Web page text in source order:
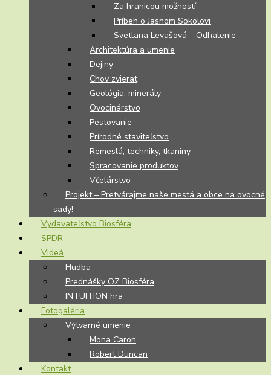
Za hranicou možností
Príbeh o Jasnom Sokolovi
Svetlana Levašová – Odhalenie
Architektúra a umenie
Dejiny
Chov zvierat
Geológia, minerály
Ovocinárstvo
Pestovanie
Prírodné staviteľstvo
Remeslá, techniky, tkaniny
Spracovanie produktov
Včelárstvo
Projekt – Pretvárajme naše mestá a obce na ovocné
sady!
Vydavateľstvo Biosféra
SPDR
Videá
Hudba
Prednášky OZ Biosféra
INTUITION hra
Fotogaléria
Výtvarné umenie
Mona Caron
Robert Duncan
Kontakt